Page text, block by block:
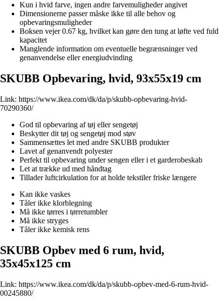
Kun i hvid farve, ingen andre farvemuligheder angivet
Dimensionerne passer måske ikke til alle behov og
opbevaringsmuligheder
Boksen vejer 0.67 kg, hvilket kan gøre den tung at løfte ved fuld
kapacitet
Manglende information om eventuelle begrænsninger ved
genanvendelse eller energiudvinding
SKUBB Opbevaring, hvid, 93x55x19 cm
Link: https://www.ikea.com/dk/da/p/skubb-opbevaring-hvid-
70290360/
God til opbevaring af tøj eller sengetøj
Beskytter dit tøj og sengetøj mod støv
Sammensættes let med andre SKUBB produkter
Lavet af genanvendt polyester
Perfekt til opbevaring under sengen eller i et garderobeskab
Let at trække ud med håndtag
Tillader luftcirkulation for at holde tekstiler friske længere
Kan ikke vaskes
Tåler ikke klorblegning
Må ikke tørres i tørretumbler
Må ikke stryges
Tåler ikke kemisk rens
SKUBB Opbev med 6 rum, hvid,
35x45x125 cm
Link: https://www.ikea.com/dk/da/p/skubb-opbev-med-6-rum-hvid-
00245880/